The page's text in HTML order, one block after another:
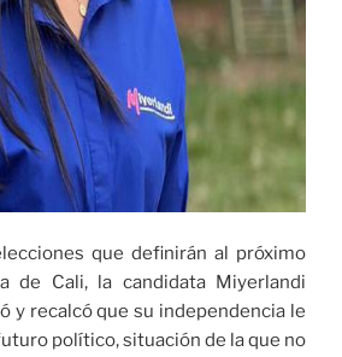
que definirán al próximo
de Cali, la candidata Miyerlandi
y recalcó que su independencia le
político, situación de la que no